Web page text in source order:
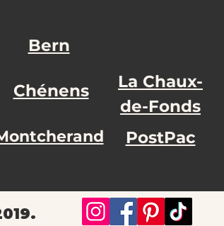
Bern
La Chaux-
de-Fonds
Chénens
PostPac